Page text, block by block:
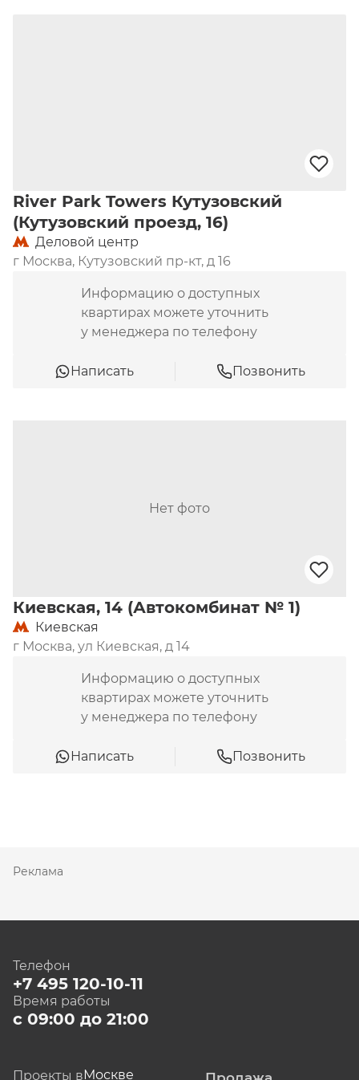
River Park Towers Кутузовский
(Кутузовский проезд, 16)
Деловой центр
г Москва, Кутузовский пр-кт, д 16
Информацию о доступных
квартирах можете уточнить
у менеджера по телефону
Написать Позвонить
Нет фото
Киевская, 14 (Автокомбинат № 1)
Киевская
г Москва, ул Киевская, д 14
Информацию о доступных
квартирах можете уточнить
у менеджера по телефону
Написать Позвонить
Реклама
Телефон
+7 495 120-10-11
Время работы
с 09:00 до 21:00
Проекты вМоскве